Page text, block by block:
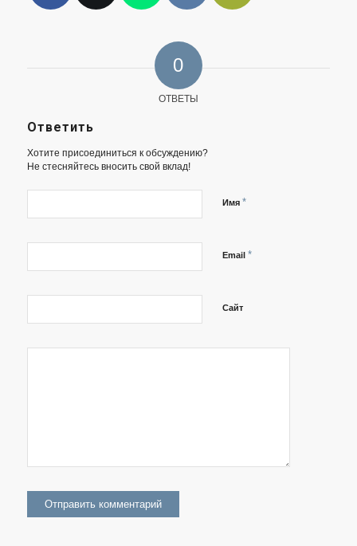
0
ОТВЕТЫ
Ответить
Хотите присоединиться к обсуждению?
Не стесняйтесь вносить свой вклад!
Имя *
Email *
Сайт